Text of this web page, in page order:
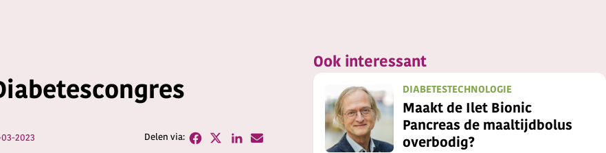
2023
Ook interessant
Maakt de Ilet Bionic
Pancreas de maaltijdbolus
overbodig?
DIABETESTECHNOLOGIE